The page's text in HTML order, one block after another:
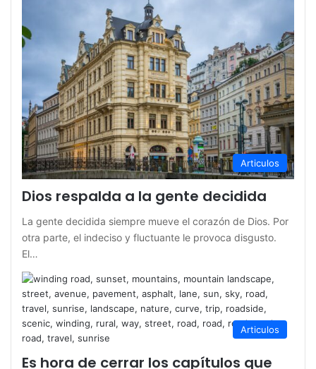
Articulos
Dios respalda a la gente decidida
La gente decidida siempre mueve el corazón de Dios. Por
otra parte, el indeciso y fluctuante le provoca disgusto.
El…
Articulos
Es hora de cerrar los capítulos que